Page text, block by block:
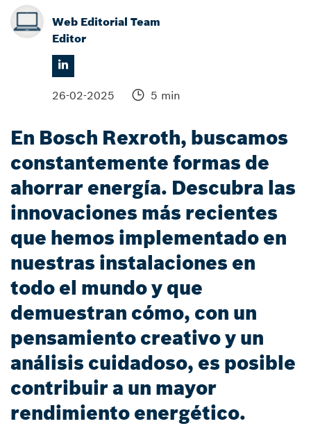
Web Editorial Team
Editor
26-02-2025 5 min
En Bosch Rexroth, buscamos
constantemente formas de
ahorrar energía. Descubra las
innovaciones más recientes
que hemos implementado en
nuestras instalaciones en
todo el mundo y que
demuestran cómo, con un
pensamiento creativo y un
análisis cuidadoso, es posible
contribuir a un mayor
rendimiento energético.